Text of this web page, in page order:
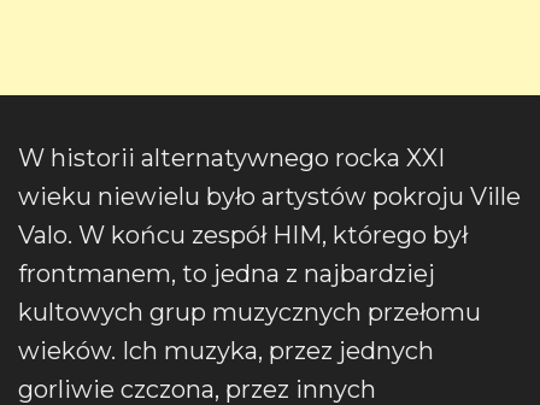
W historii alternatywnego rocka XXI
wieku niewielu było artystów pokroju Ville
Valo. W końcu zespół HIM, którego był
frontmanem, to jedna z najbardziej
kultowych grup muzycznych przełomu
wieków. Ich muzyka, przez jednych
gorliwie czczona, przez innych